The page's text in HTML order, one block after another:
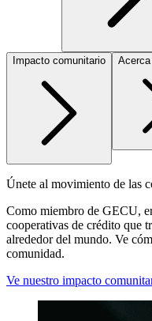
Impacto comunitario
Únete al movimiento de las
Como miembro de GECU,
cooperativas de crédito que
alrededor del mundo. Ve
comunidad.
Ve nuestro impacto